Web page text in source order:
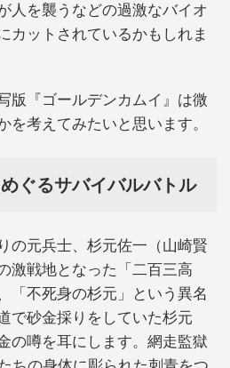
人を襲うなどの過激なバイオ
カットされているかもしれま
版『ゴールデンカムイ』は微
を考えてみたいと思います。
ぐるサバイバルバトル
の元兵士、杉元佐一（山崎賢
激戦地となった「二百三高
「不死身の杉元」という異名
で砂金採りをしていた杉元
の噂を耳にします。網走監獄